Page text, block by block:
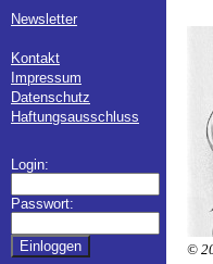
Newsletter
Kontakt
Impressum
Datenschutz
Haftungsausschluss
Login:
Passwort:
©